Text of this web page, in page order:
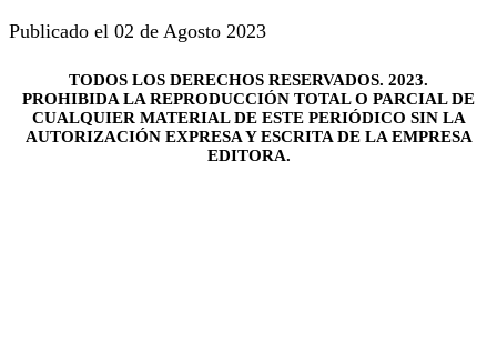
Publicado el 02 de Agosto 2023
TODOS LOS DERECHOS RESERVADOS. 2023.
PROHIBIDA LA REPRODUCCIÓN TOTAL O PARCIAL DE
CUALQUIER MATERIAL DE ESTE PERIÓDICO SIN LA
AUTORIZACIÓN EXPRESA Y ESCRITA DE LA EMPRESA
EDITORA.